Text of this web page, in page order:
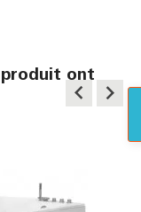
produit ont
keyboard_arrow_left keyboard_arrow_right